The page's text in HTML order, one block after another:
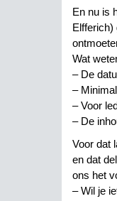
En nu is
Elfferich)
Wat
– De
–
– Voor
– De
Voor dat
en dat
ons het
– Wil je